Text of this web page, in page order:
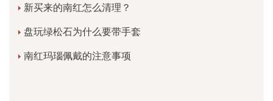
新买来的南红怎么清理？
盘玩绿松石为什么要带手套
南红玛瑙佩戴的注意事项